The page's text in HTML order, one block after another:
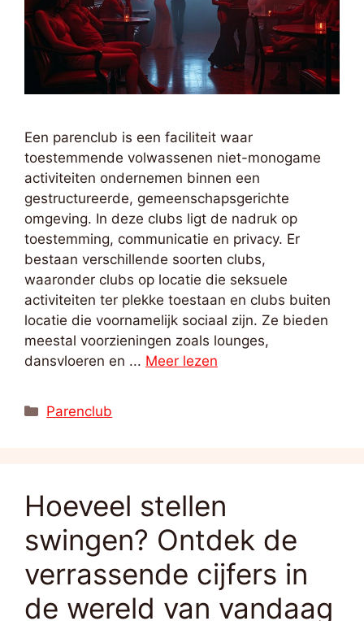
Een parenclub is een faciliteit waar
toestemmende volwassenen niet-monogame
activiteiten ondernemen binnen een
gestructureerde, gemeenschapsgerichte
omgeving. In deze clubs ligt de nadruk op
toestemming, communicatie en privacy. Er
bestaan verschillende soorten clubs,
waaronder clubs op locatie die seksuele
activiteiten ter plekke toestaan en clubs buiten
locatie die voornamelijk sociaal zijn. Ze bieden
meestal voorzieningen zoals lounges,
dansvloeren en ... Meer lezen
Categorieën
Parenclub
Hoeveel stellen
swingen? Ontdek de
verrassende cijfers in
de wereld van vandaag